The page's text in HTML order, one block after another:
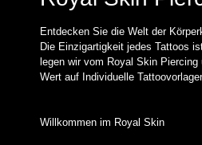
Entdecken Sie die Welt der
Die Einzigartigkeit jedes Tattoos
legen wir vom Royal Skin
Wert auf Individuelle
Willkommen im Royal Skin